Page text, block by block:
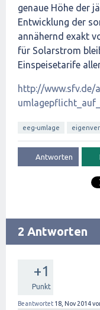
genaue Höhe der
Entwicklung der
annähernd exakt
für Solarstrom
Einspeisetarife
http://www.sfv.de/
eeg-umlage
2 Antworten
+1
Punkt
Beantwortet 18, Nov 2014